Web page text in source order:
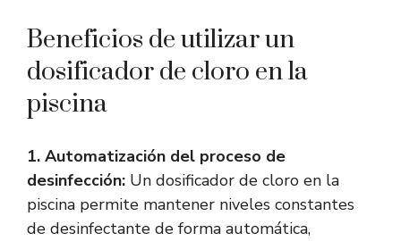
Beneficios de utilizar un
dosificador de cloro en la
piscina
1. Automatización del proceso de
desinfección: Un dosificador de cloro en la
piscina permite mantener niveles constantes
de desinfectante de forma automática,